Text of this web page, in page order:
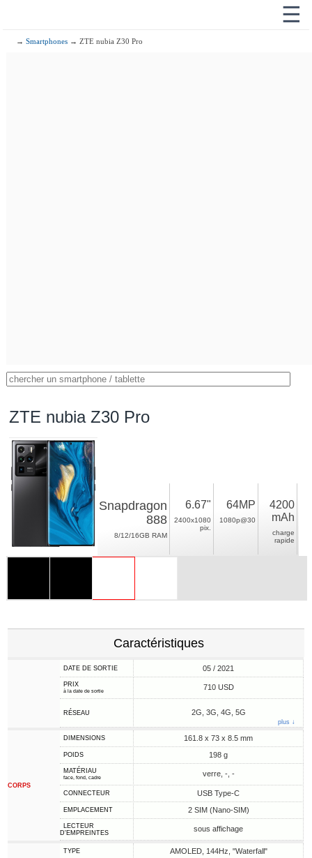
☰
→Smartphones → ZTE nubia Z30 Pro
ZTE nubia Z30 Pro
Snapdragon
888
8/12/16GB RAM
6.67"
2400x1080
pix.
64MP
1080p@30
4200
mAh
charge
rapide
Caractéristiques
DATE DE SORTIE 05 / 2021
PRIX
à la date de sortie 710 USD
RÉSEAU 2G, 3G, 4G, 5G
plus ↓
CORPS
DIMENSIONS 161.8 x 73 x 8.5 mm
POIDS 198 g
MATÉRIAU
face, fond, cadre verre, -, -
CONNECTEUR USB Type-C
EMPLACEMENT 2 SIM (Nano-SIM)
LECTEUR
D'EMPREINTES
sous affichage
TYPE AMOLED, 144Hz, "Waterfall"